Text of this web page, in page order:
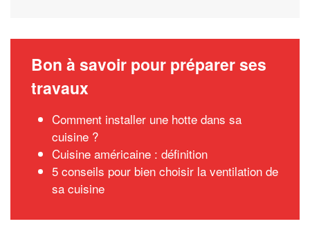
Bon à savoir pour préparer ses
travaux
Comment installer une hotte dans sa
cuisine ?
Cuisine américaine : définition
5 conseils pour bien choisir la ventilation de
sa cuisine